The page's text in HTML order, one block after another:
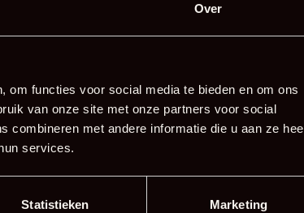
Over
om functies voor social media te bieden en om ons
van onze site met onze partners voor social
combineren met andere informatie die u aan ze
services.
Statistieken Marketing